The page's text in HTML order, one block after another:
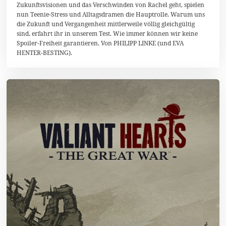
0
5
Zukunftsvisionen und das Verschwinden von Rachel geht, spielen
nun Teenie-Stress und Alltagsdramen die Hauptrolle. Warum uns
die Zukunft und Vergangenheit mittlerweile völlig gleichgültig
sind, erfahrt ihr in unserem Test. Wie immer können wir keine
Spoiler-Freiheit garantieren. Von PHILIPP LINKE (und EVA
HENTER-BESTING).